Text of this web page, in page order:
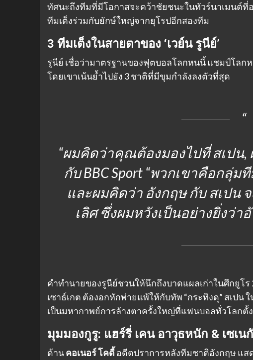
ทัศนะถึงทีมที่มีโอกาสจะคว้าชัยชนะในทัวร์นาเมนต์ที่อ
ทีมเต็งร่วมกับยักษ์ใหญ่จากยุโรปอีกสองทีม
3 ทีมเต็งในสายตาของ ‘เวย์น รูนีย์’
รูนีย์ เชื่อว่ามาตรฐานของฟุตบอลโลกหนนี้ แชมป์โลก
โดยเขาเน้นย้ำไปยัง 3 ชาติที่มีขุมกำลังลงตัวที่สุด
“ผมคิดว่าคุณต้องมองไปที่ สเปน,
กับ BBC Sport “พวกเขาคือกลุ่ม
และผมคิดว่า อังกฤษ กับ สเปน
เลิศ ซึ่งผมหวังเป็นอย่างยิ่งว่
คำทำนายของรูนีย์ชวนให้นึกถึงบาดแผลเก่าในศึกยูโร
เซาธ์เกต ต้องอกหักพ่ายแพ้ให้กับทัพ “กระทิงดุ” สเปน
เป็นมหากาพย์การล้างตาครั้งใหญ่ที่แฟนบอลทั่วโลกตั้
มุมมองกูรู: แฮร์รี่ เคน อาวุธหนัก & เซเ
ด้านคอเนอร์ โคดี้ อดีตปราการหลังทีมชาติอังกฤษ แ